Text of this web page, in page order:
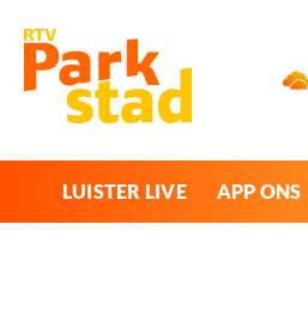
LUISTER LIVE APP ONS